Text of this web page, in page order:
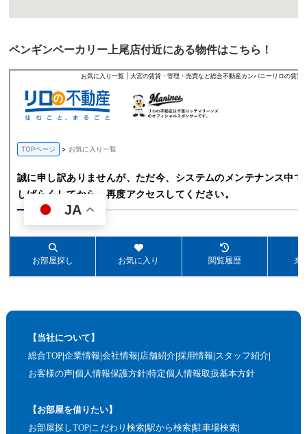
ペンギンベーカリー上尾店付近にある物件はこちら！
【当社について】
総合TOP 企業情報 会社情報 店舗紹介 採用情報 スタッフ紹介
お客様の声 個人情報保護方針 特定個人情報取扱基本方針
【お部屋を借りたい】
お部屋探しTOP こだわり検索 駅から検索 駐車場検索